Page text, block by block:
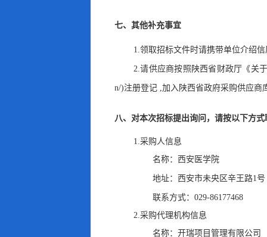
七、其他补充事宜
1.领取招标文件时请携带单位介绍
2.请供应商按照陕西省财政厅《关
n/)注册登记 ,加入陕西省政府采购供应商
八、对本次招标提出询问 ， 请按以下方式
1.采购人信息
名称： 西安医学院
地址： 西安市未央区辛王路1号
联系方式： 029-86177468
2.采购代理机构信息
名称： 开瑞项目管理有限公司